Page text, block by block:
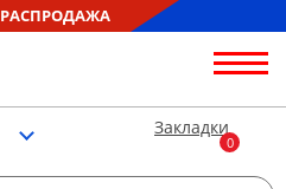
РАСПРОДАЖА
Контакты
Благотворительность
Блог
Закладки